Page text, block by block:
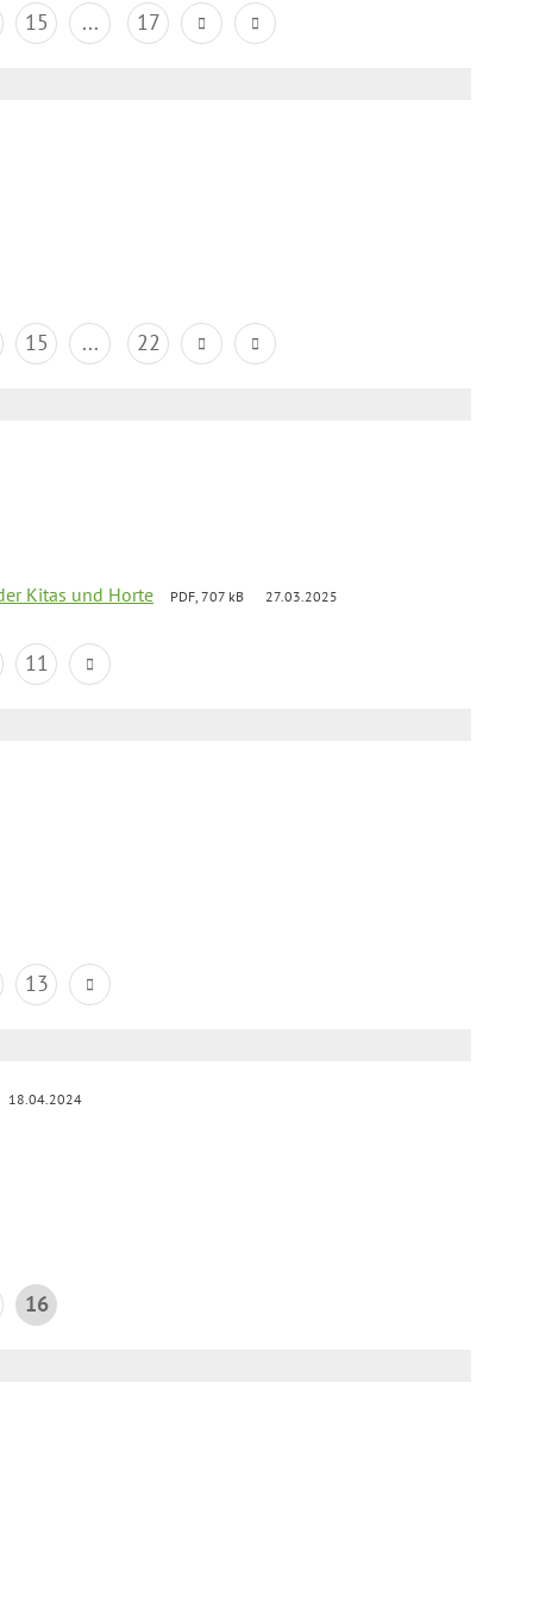
15 ... 17
15 ... 22
Kitas und Horte PDF, 707 kB 27.03.2025
11
13
18.04.2024
16